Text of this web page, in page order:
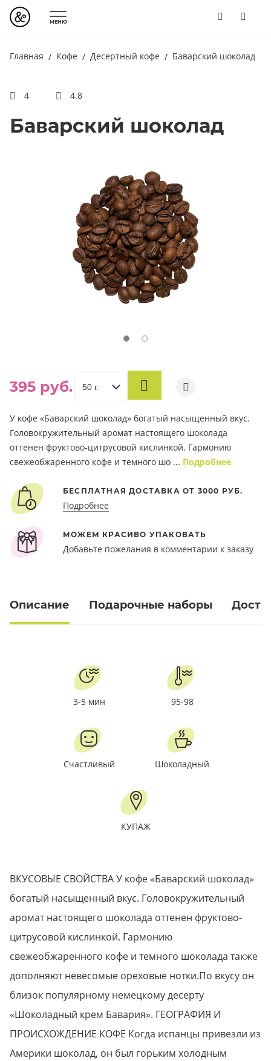
МЕНЮ
Главная Кофе Десертный кофе Баварский шоколад
4 4.8
Баварский шоколад
395 руб.
У кофе «Баварский шоколад» богатый насыщенный вкус.
Головокружительный аромат настоящего шоколада
оттенен фруктово-цитрусовой кислинкой. Гармонию
свежеобжаренного кофе и темного шо ... Подробнее
БЕСПЛАТНАЯ ДОСТАВКА ОТ 3000 РУБ.
Подробнее
МОЖЕМ КРАСИВО УПАКОВАТЬ
Добавьте пожелания в комментарии к заказу
Описание Подарочные наборы
3-5 мин 95-98
Счастливый Шоколадный
КУПАЖ
ВКУСОВЫЕ СВОЙСТВА У кофе «Баварский шоколад»
богатый насыщенный вкус. Головокружительный
аромат настоящего шоколада оттенен фруктово-
цитрусовой кислинкой. Гармонию
свежеобжаренного кофе и темного шоколада также
дополняют невесомые ореховые нотки.По вкусу он
близок популярному немецкому десерту
«Шоколадный крем Бавария». ГЕОГРАФИЯ И
ПРОИСХОЖДЕНИЕ КОФЕ Когда испанцы привезли из
Америки шоколад, он был горьким холодным